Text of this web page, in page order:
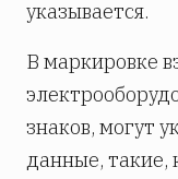
указывается.
В маркировке
знаков, могут
данные, такие,